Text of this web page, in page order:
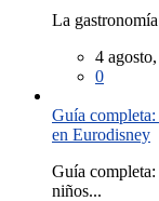
La
4
0
Guía
en Eurodisney
Guía completa:
niños...